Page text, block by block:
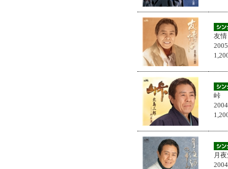
友
峠
月